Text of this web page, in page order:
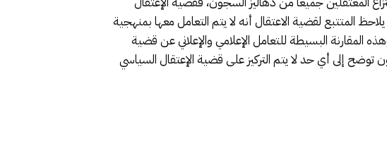
لقضية الاعتقال أنه لا يتم التعامل معها بمنهجية
البسيطة للتعامل الإعلامي والإعلاني عن قضية
داخل السجون توضح إلى أي حد لا يتم التركيز على قضية الإعتقال السياسي